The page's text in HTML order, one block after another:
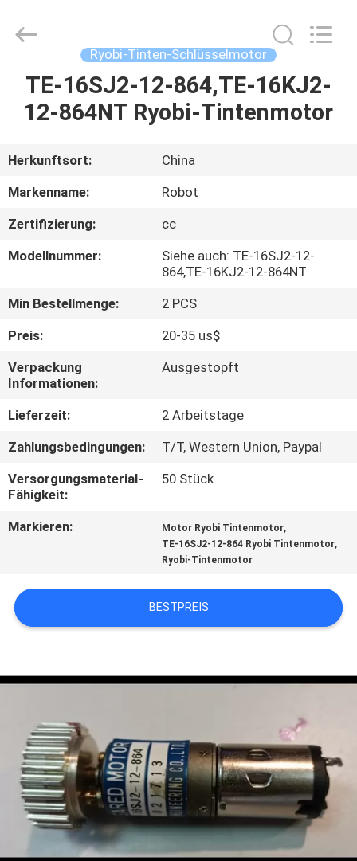
HAUS
ÜBER
UNS
FABRIK-
AUSFLUG
QUALITÄTSKONTROLLE
TRETEN
SIE
MIT
UNS
IN
VERBINDUNG
SIE
EIN
PRIVACY
POLICY
Automation
Co.ltd.
Ryobi-Tinten-Schlüsselmotor
TE-16SJ2-12-864,TE-16KJ2-
12-864NT Ryobi-Tintenmotor
Herkunftsort:
China
Markenname:
Robot
Zertifizierung:
cc
Modellnummer:
Siehe auch: TE-16SJ2-12-
864,TE-16KJ2-12-864NT
Min Bestellmenge:
2 PCS
Preis:
20-35 us$
Verpackung
Informationen:
Ausgestopft
Lieferzeit:
2 Arbeitstage
Zahlungsbedingungen:
T/T, Western Union, Paypal
Versorgungsmaterial-
Fähigkeit:
50 Stück
Markieren: Motor Ryobi Tintenmotor,
TE-16SJ2-12-864 Ryobi Tintenmotor,
Ryobi-Tintenmotor
BESTPREIS